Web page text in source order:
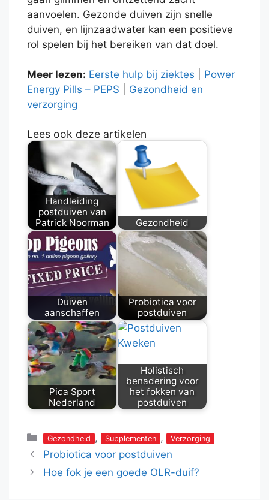
aanvoelen. Gezonde duiven zijn snelle
duiven, en lijnzaadwater kan een positieve
rol spelen bij het bereiken van dat doel.
Meer lezen: Eerste hulp bij ziektes
Power
Energy Pills – PEPS
Gezondheid en
verzorging
Lees ook deze artikelen
Handleiding
postduiven van
Patrick Noorman
Gezondheid
Duiven
aanschaffen
Probiotica voor
postduiven
Pica Sport
Nederland
Holistisch
benadering voor
het fokken van
postduiven
Categorieën
Gezondheid , Supplementen , Verzorging
Probiotica voor postduiven
Hoe fok je een goede OLR-duif?